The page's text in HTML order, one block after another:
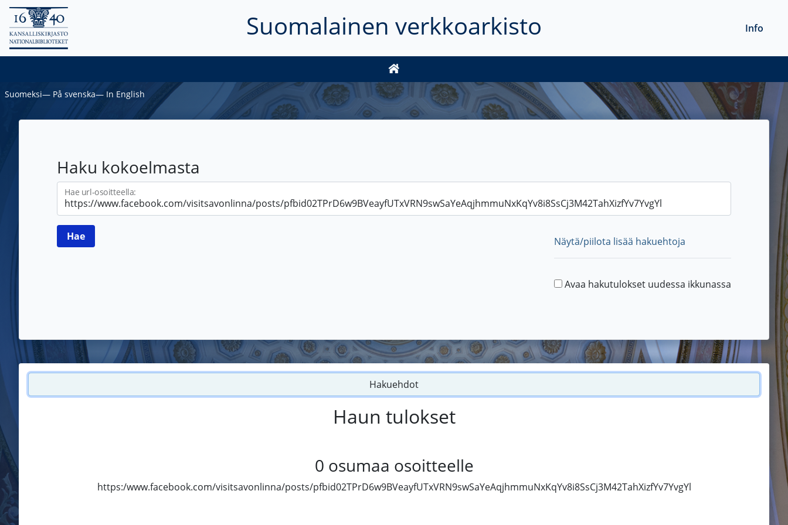
Suomalainen verkkoarkisto Info
Suomeksi― På svenska― In English
Haku kokoelmasta
Hae url-osoitteella:
Näytä/piilota lisää hakuehtoja
Avaa hakutulokset uudessa ikkunassa
Hakuehdot
Haun tulokset
0 osumaa osoitteelle
https:/www.facebook.com/visitsavonlinna/posts/pfbid02TPrD6w9BVeayfUTxVRN9swSaYeAqjhmmuNxKqYv8i8SsCj3M42TahXizfYv7YvgYl